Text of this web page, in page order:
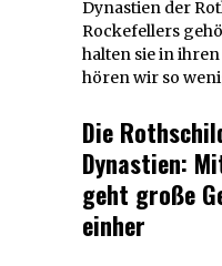
Dynastien der
Rockefellers
halten sie in
hören wir so
Die
Dynastien:
geht große
einher